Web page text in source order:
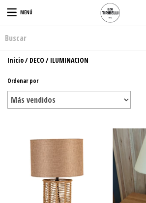
MENÚ
Inicio/ DECO / ILUMINACION
Ordenar por